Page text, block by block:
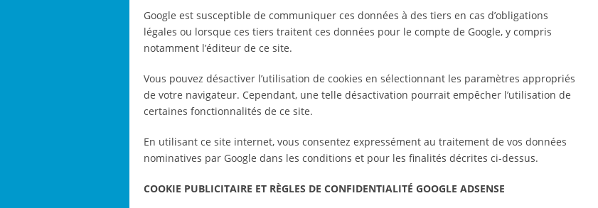
Google est susceptible de communiquer ces données à des tiers en cas d’obligations
légales ou lorsque ces tiers traitent ces données pour le compte de Google, y compris
notamment l’éditeur de ce site.
Vous pouvez désactiver l’utilisation de cookies en sélectionnant les paramètres appropriés
de votre navigateur. Cependant, une telle désactivation pourrait empêcher l’utilisation de
certaines fonctionnalités de ce site.
En utilisant ce site internet, vous consentez expressément au traitement de vos données
nominatives par Google dans les conditions et pour les finalités décrites ci-dessus.
COOKIE PUBLICITAIRE ET RÈGLES DE CONFIDENTIALITÉ GOOGLE ADSENSE